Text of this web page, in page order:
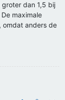
dan 1,5 bij
maximale
omdat anders de